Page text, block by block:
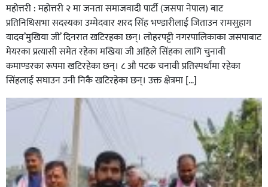
सिराहाको औरहीमा जेन-जी भेला सम्पन्न
महोत्तरी : महोत्तरी २ मा जनता समाजवादी पार्टी (जसपा नेपाल) बाट
प्रतिनिधिसभा सदस्यका उम्मेदवार शरद सिंह भण्डारीलाई जिताउन रामसुहाग
यादव’मुखिया जी’ दिनरात खटिरहका छन्। लोहरपट्टी नगरपालिकाका जसपाबाट
मेयरका प्रत्यासी समेत रहेका मखिया जी अहिले सिंहका लागि चुनावी
कमाण्डरका रूपमा खटिरहेका छन्। ८ औ पटक चनावी प्रतिस्पर्धामा रहेका
सिंहलाई सघाउन उनी निकै खटिरहेका छन्। उक्त क्षेत्रमा […]